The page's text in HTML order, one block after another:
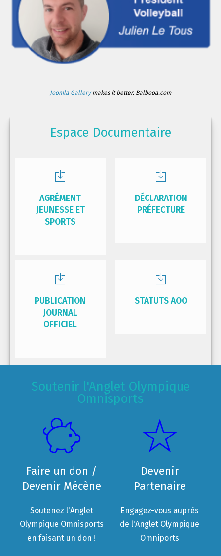
Joomla Gallerymakes it better. Balbooa.com
Espace Documentaire
AGRÉMENT
JEUNESSE ET
SPORTS
DÉCLARATION
PRÉFECTURE
PUBLICATION
JOURNAL
OFFICIEL
STATUTS AOO
Soutenir l'Anglet Olympique
Omnisports
Faire un don /
Devenir Mécène
Soutenez l'Anglet
Olympique Omnisports
en faisant un don !
Devenir
Partenaire
Engagez-vous auprès
de l'Anglet Olympique
Omniports